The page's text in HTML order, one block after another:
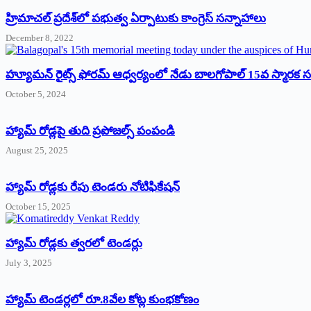
‌హ్రిమాచల్‌ ‌ప్రదేశ్‌లో పభుత్వ ఏర్పాటుకు కాంగ్రెస్‌ ‌సన్నాహాలు
December 8, 2022
హ్యూమన్‌ రైట్స్‌ ఫోరమ్‌ ఆధ్వర్యంలో నేడు బాలగోపాల్‌ 15వ స్మారక
October 5, 2024
హ్యామ్‌ రోడ్లపై తుది ప్రపోజల్స్‌ పంపండి
August 25, 2025
హ్యామ్‌ రోడ్లకు రేపు టెండరు నోటిఫికేషన్‌
October 15, 2025
హ్యామ్‌ రోడ్లకు త్వరలో టెండర్లు
July 3, 2025
హ్యామ్‌ ‌టెండర్లలో రూ.8వేల కోట్ల కుంభకోణం